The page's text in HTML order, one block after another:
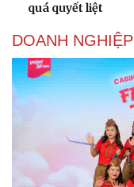
quá quyết liệt
DOANH NGHIỆP